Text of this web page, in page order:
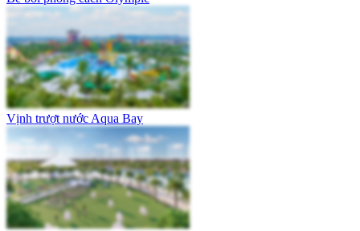
Vịnh trượt nước Aqua Bay